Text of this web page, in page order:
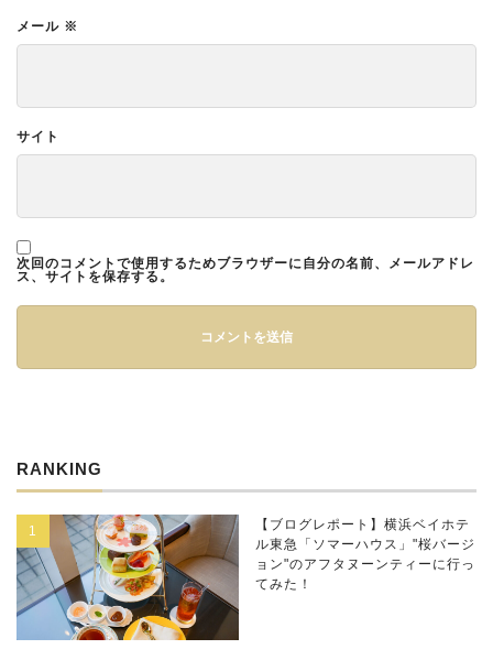
メール ※
サイト
次回のコメントで使用するためブラウザーに自分の名前、メールアドレ
ス、サイトを保存する。
RANKING
【ブログレポート】横浜ベイホテ
ル東急「ソマーハウス」"桜バージ
ョン"のアフタヌーンティーに行っ
てみた！